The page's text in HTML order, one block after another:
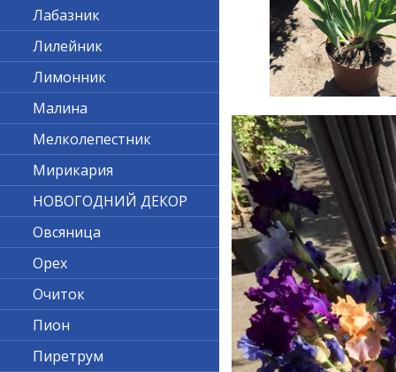
Лабазник
Лилейник
Лимонник
Малина
Мелколепестник
Мирикария
НОВОГОДНИЙ ДЕКОР
Овсяница
Орех
Очиток
Пион
Пиретрум